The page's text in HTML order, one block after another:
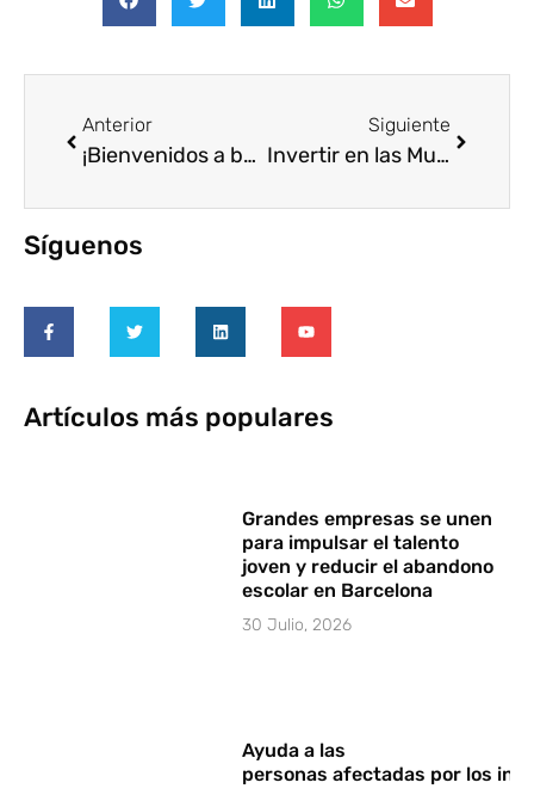
Anterior
¡Bienvenidos a bordo, nuevos socios!
Siguiente
Invertir en las Mujeres: Claves del Último Voluntare Talk
Síguenos
Artículos más populares
Grandes empresas se unen
para impulsar el talento
joven y reducir el abandono
escolar en Barcelona
30 Julio, 2026
Ayuda a las
personas afectadas por los